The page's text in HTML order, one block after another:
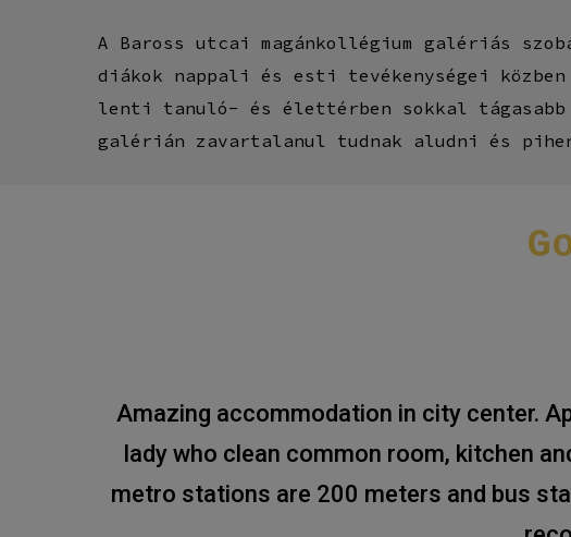
A Baross utcai magánkollégium galériás
diákok nappali és esti tevékenységei
lenti tanuló- és élettérben sokkal
galérián zavartalanul tudnak aludni és
Amazing accommodation in city center.
lady who clean common room, kitchen
metro stations are 200 meters and bus